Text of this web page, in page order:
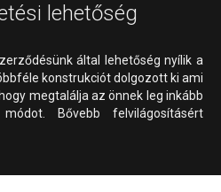
lehetőség
által lehetőség nyílik a
konstrukciót dolgozott ki ami
megtalálja az önnek leg inkább
Bővebb felvilágosításért